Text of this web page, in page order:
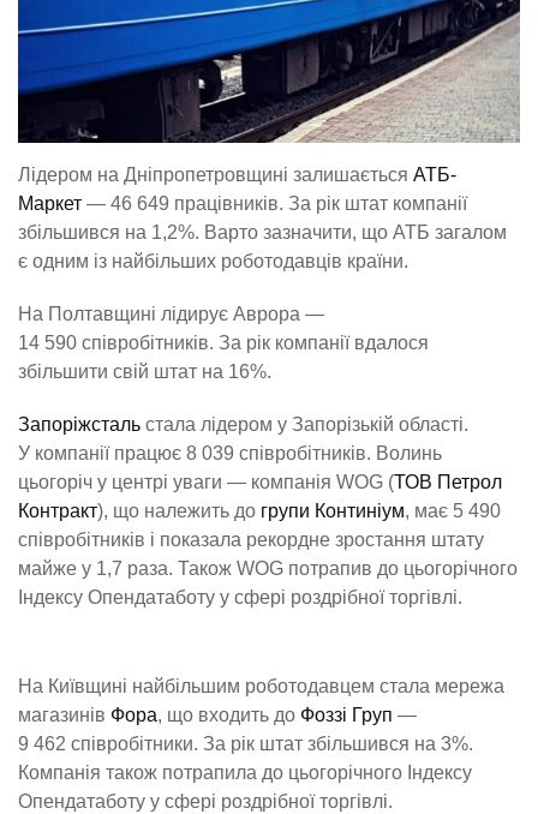
Лідером на Дніпропетровщині залишається АТБ-
Маркет — 46 649 працівників. За рік штат компанії
збільшився на 1,2%. Варто зазначити, що АТБ загалом
є одним із найбільших роботодавців країни.
На Полтавщині лідирує Аврора —
14 590 співробітників. За рік компанії вдалося
збільшити свій штат на 16%.
Запоріжсталь стала лідером у Запорізькій області.
У компанії працює 8 039 співробітників. Волинь
цьогоріч у центрі уваги — компанія WOG (ТОВ Петрол
Контракт), що належить до групи Континіум, має 5 490
співробітників і показала рекордне зростання штату
майже у 1,7 раза. Також WOG потрапив до цьогорічного
Індексу Опендатаботу у сфері роздрібної торгівлі.
На Київщині найбільшим роботодавцем стала мережа
магазинів Фора, що входить до Фоззі Груп —
9 462 співробітники. За рік штат збільшився на 3%.
Компанія також потрапила до цьогорічного Індексу
Опендатаботу у сфері роздрібної торгівлі.